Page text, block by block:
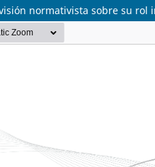
normativista sobre su rol